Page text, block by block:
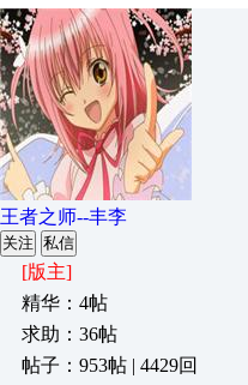
王者之师--丰李
关注 私信
[版主]
精华：4帖
求助：36帖
帖子：953帖 | 4429回